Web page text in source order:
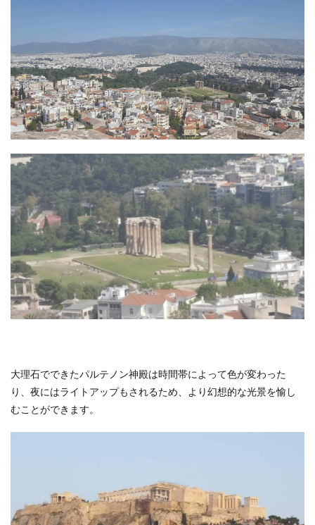
大理石でできたパルテノン神殿は時間帯によって色が変わった
り、夜にはライトアップもされるため、より幻想的な光景を愉し
むことができます。